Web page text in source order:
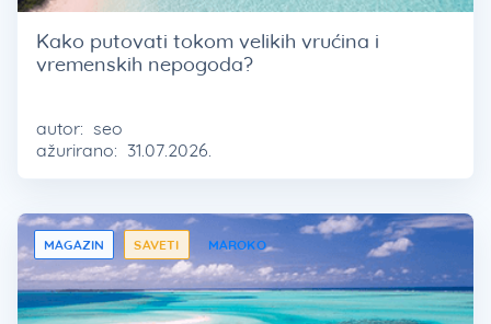
Kako putovati tokom velikih vrućina i
vremenskih nepogoda?
autor: seo
ažurirano: 31.07.2026.
MAGAZIN SAVETI MAROKO